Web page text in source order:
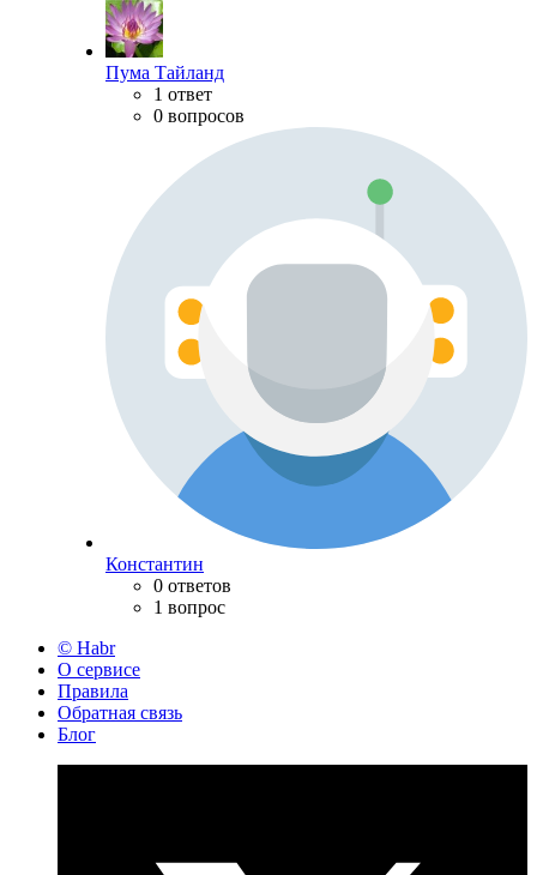
Пума Тайланд
1 ответ
0 вопросов
Константин
0 ответов
1 вопрос
© Habr
О сервисе
Правила
Обратная связь
Блог